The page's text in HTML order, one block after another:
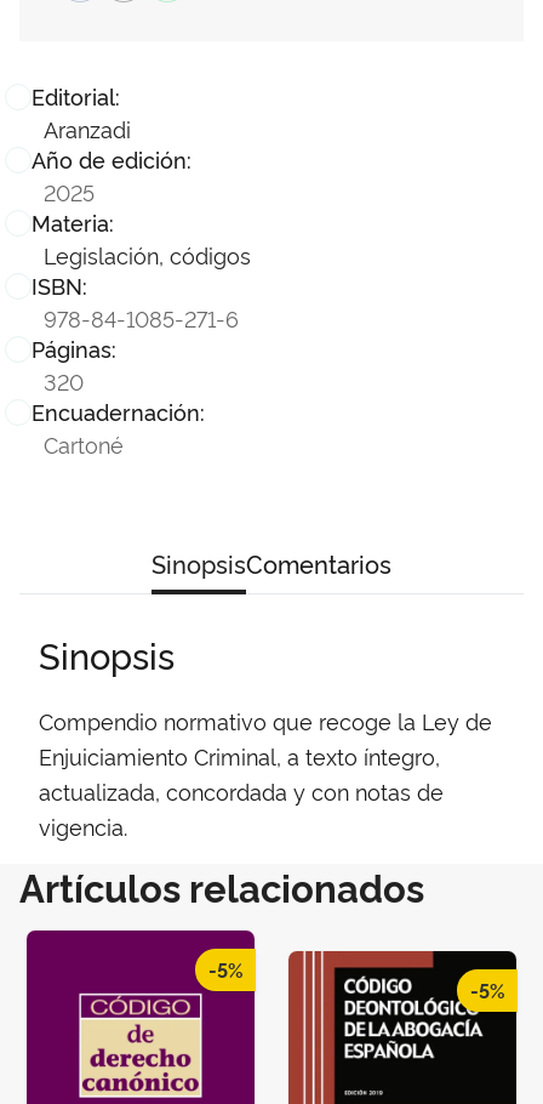
Editorial:
Aranzadi
Año de edición:
2025
Materia:
Legislación, códigos
ISBN:
978-84-1085-271-6
Páginas:
320
Encuadernación:
Cartoné
SinopsisComentarios
Sinopsis
Compendio normativo que recoge la Ley de
Enjuiciamiento Criminal, a texto íntegro,
actualizada, concordada y con notas de
vigencia.
Artículos relacionados
-5%
-5%